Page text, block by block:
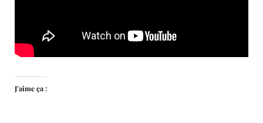
J’aime ça :